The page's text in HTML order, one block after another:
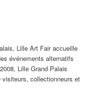
Lille Art Fair accueille
événements alternatifs
Lille Grand Palais
visiteurs, collectionneurs et